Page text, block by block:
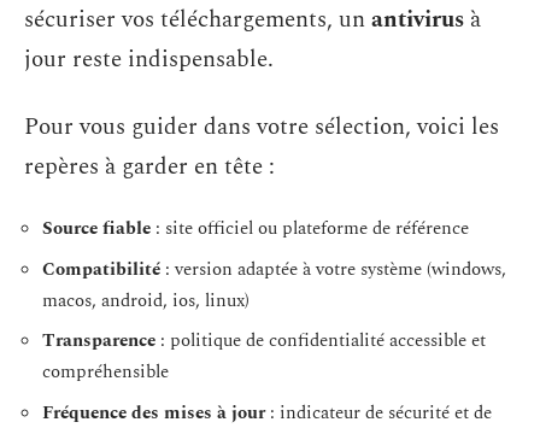
sécuriser vos téléchargements, unantivirus à
jour reste indispensable.
Pour vous guider dans votre sélection, voici les
repères à garder en tête :
Source fiable : site officiel ou plateforme de référence
Compatibilité : version adaptée à votre système (windows,
macos, android, ios, linux)
Transparence : politique de confidentialité accessible et
compréhensible
Fréquence des mises à jour: indicateur de sécurité et de